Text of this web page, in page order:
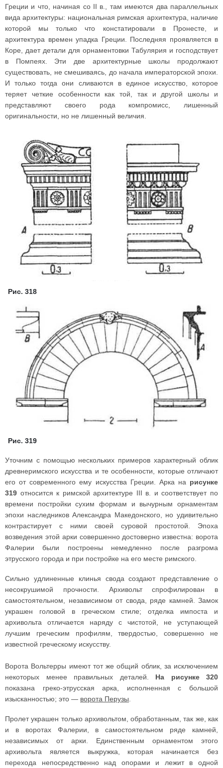
Греции и что, начиная со II в., там имеются два параллельных
вида архитектуры: национальная римская архитектура, наличие
которой мы только что констатировали в Пронесте, и
архитектура времен упадка Греции. Последняя проявляется в
Коре, дает детали для орнаментовки Табулярия и господствует
в Помпеях. Эти две архитектурные школы продолжают
существовать, не смешиваясь, до начала императорской эпохи.
И только тогда они сливаются в единое искусство, которое
теряет четкие особенности как той, так и другой школы и
представляют своего рода компромисс, лишенный
оригинальности, но не лишенный величия.
Рис. 318
Рис. 319
Уточним с помощью нескольких примеров характерный облик
древнеримского искусства и те особенности, которые отличают
его от современного ему искусства Греции. Арка на рисунке
319 относится к римской архитектуре III в. и соответствует по
времени постройки сухим формам и вычурным орнаментам
эпохи наследников Александра Македонского, но удивительно
контрастирует с ними своей суровой простотой. Эпоха
возведения этой арки совершенно достоверно известна: ворота
Фалерии были построены немедленно после разгрома
этрусского города и при постройке на его месте римского.
Сильно удлиненные клинья свода создают представление о
несокрушимой прочности. Архивольт спрофилирован в
самостоятельном, независимом от свода, ряде камней. Замок
украшен головой в греческом стиле; отделка импоста и
архивольта отличается наряду с чистотой, не уступающей
лучшим греческим профилям, твердостью, совершенно не
известной греческому искусству.
Ворота Вольтерры имеют тот же общий облик, за исключением
некоторых менее правильных деталей. На рисунке 320
показана греко-этрусская арка, исполненная с большой
изысканностью; это — ворота Перузы
Пролет украшен только архивольтом, обработанным, так же, как
и в воротах Фалерии, в самостоятельном ряде камней,
независимых от арки. Единственным орнаментом этого
архивольта является выкружка, которая начинается без
перехода непосредственно над опорами и лежит в одной